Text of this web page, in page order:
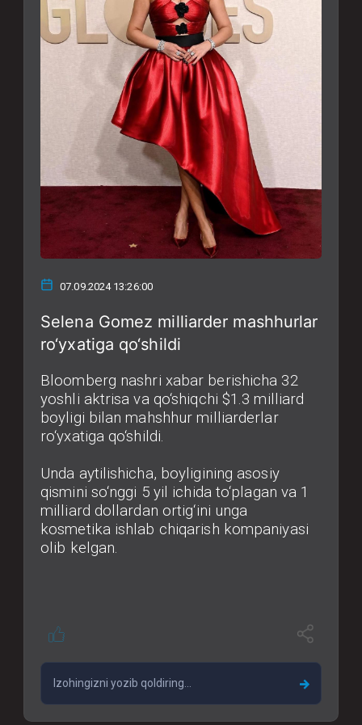
07.09.2024 13:26:00
Selena Gomez milliarder mashhurlar
ro‘yxatiga qo‘shildi
Bloomberg nashri xabar berishicha 32
yoshli aktrisa va qo‘shiqchi $1.3 milliard
boyligi bilan mahshhur milliarderlar
ro‘yxatiga qo‘shildi.
Unda aytilishicha, boyligining asosiy
qismini so‘nggi 5 yil ichida to‘plagan va 1
milliard dollardan ortig‘ini unga
kosmetika ishlab chiqarish kompaniyasi
olib kelgan.